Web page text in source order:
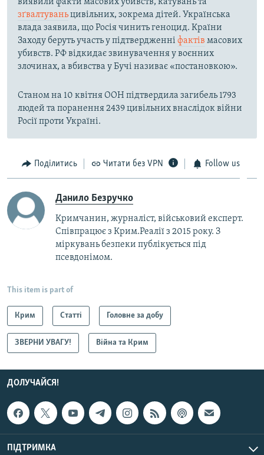
зґвалтуваньцивільних, зокрема дітей. Українська
влада заявила, що Росія чинить геноцид. Країни
Заходу беруть участь у підтвердженні фактів масових
убивств. РФ відкидає звинувачення у воєнних
злочинах, а вбивства у Бучі називає «постановкою».
Станом на 10 квітня ООН підтвердила загибель 1793
людей та поранення 2439 цивільних внаслідок війни
Росії проти Україні.
Поділитись Читати без VPN Follow us
Данило Безручко
Кримчанин, журналіст, військовий експерт.
Співпрацює з Крим.Реалії з 2015 року. З
міркувань безпеки публікується під
псевдонімом.
This item is part of
Крим Статті Головне за добу
ЗВЕРНИ УВАГУ! Війна та Крим
ДОЛУЧАЙСЯ!
ПІДТРИМКА